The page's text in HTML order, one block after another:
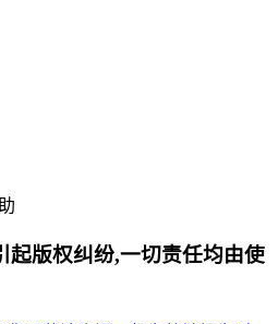
起版权纠纷,一切责任均由使